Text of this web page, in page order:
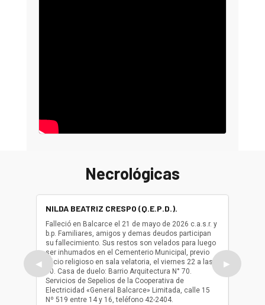
Necrológicas
◀
NILDA BEATRIZ CRESPO (Q.E.P.D.).
Falleció en Balcarce el 21 de mayo de 2026 c.a.s.r. y
b.p. Familiares, amigos y demas deudos participan
su fallecimiento. Sus restos son velados para luego
ser inhumados en el Cementerio Municipal, previo
oficio religioso en sala velatoria, el viernes 22 a las
10. Casa de duelo: Barrio Arquitectura N° 70.
Servicios de Sepelios de la Cooperativa de
Electricidad «General Balcarce» Limitada, calle 15
Nº 519 entre 14 y 16, teléfono 42-2404.
ser
oficio
▶